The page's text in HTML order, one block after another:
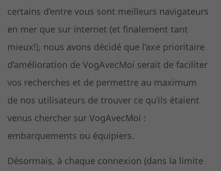
certains d’entre vous sont meilleurs navigateurs
en mer que sur internet (et finalement tant
mieux!), nous avons décidé que l’axe prioritaire
d’amélioration de VogAvecMoi serait de faciliter
vos recherches et de permettre au maximum
de nos utilisateurs de trouver ce qu’ils étaient
venus chercher sur VogAvecMoi :
embarquements ou équipiers.
Désormais, à chaque connexion (dans la limite